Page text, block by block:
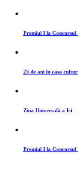
Premiul I la Concursul
25 de ani în casa
Ziua Universală a Iei
Premiul I la Concursul